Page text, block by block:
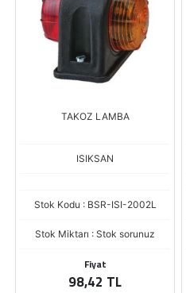
TAKOZ LAMBA
ISIKSAN
Stok Kodu : BSR-ISI-2002L
Stok Miktarı : Stok sorunuz
Fiyat
98,42 TL